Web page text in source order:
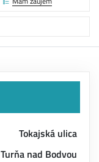
Tokajská ulica
Turňa nad Bodvou